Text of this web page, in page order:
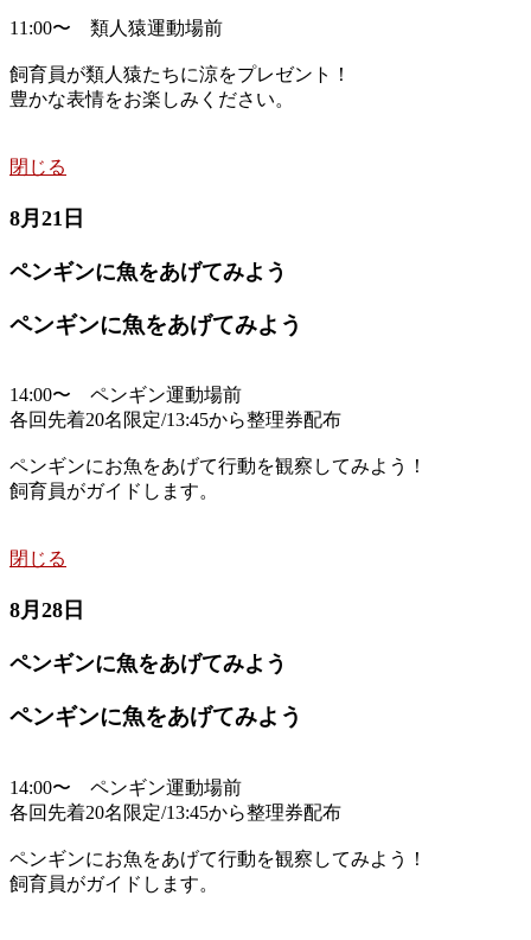
11:00〜 類人猿運動場前
飼育員が類人猿たちに涼をプレゼント！
豊かな表情をお楽しみください。
閉じる
8月21日
ペンギンに魚をあげてみよう
ペンギンに魚をあげてみよう
14:00〜 ペンギン運動場前
各回先着20名限定/13:45から整理券配布
ペンギンにお魚をあげて行動を観察してみよう！
飼育員がガイドします。
閉じる
8月28日
ペンギンに魚をあげてみよう
ペンギンに魚をあげてみよう
14:00〜 ペンギン運動場前
各回先着20名限定/13:45から整理券配布
ペンギンにお魚をあげて行動を観察してみよう！
飼育員がガイドします。